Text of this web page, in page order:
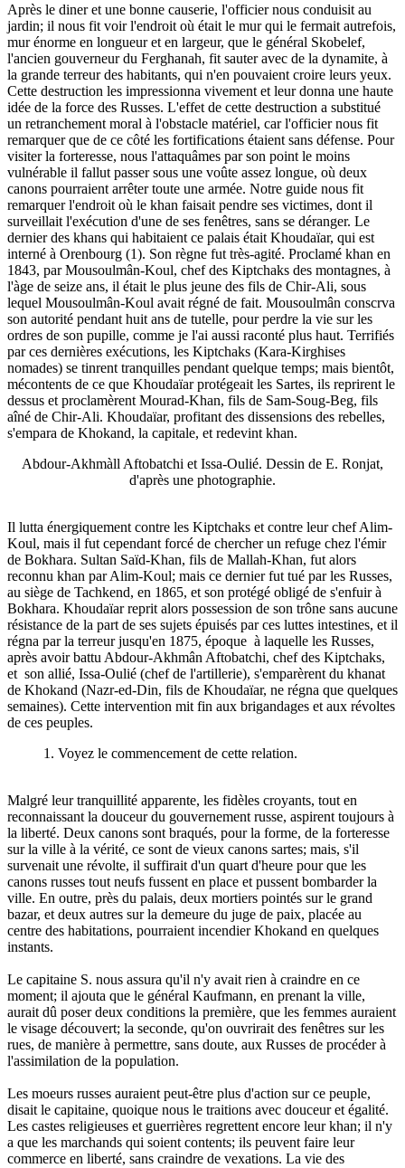
Après le diner et une bonne causerie, l'officier nous conduisit au
jardin; il nous fit voir l'endroit où était le mur qui le fermait autrefois,
mur énorme en longueur et en largeur, que le général Skobelef,
l'ancien gouverneur du Ferghanah, fit sauter avec de la dynamite, à
la grande terreur des habitants, qui n'en pouvaient croire leurs yeux.
Cette destruction les impressionna vivement et leur donna une haute
idée de la force des Russes. L'effet de cette destruction a substitué
un retranchement moral à l'obstacle matériel, car l'officier nous fit
remarquer que de ce côté les fortifications étaient sans défense. Pour
visiter la forteresse, nous l'attaquâmes par son point le moins
vulnérable il fallut passer sous une voûte assez longue, où deux
canons pourraient arrêter toute une armée. Notre guide nous fit
remarquer l'endroit où le khan faisait pendre ses victimes, dont il
surveillait l'exécution d'une de ses fenêtres, sans se déranger. Le
dernier des khans qui habitaient ce palais était Khoudaïar, qui est
interné à Orenbourg (1). Son règne fut très-agité. Proclamé khan en
1843, par Mousoulmân-Koul, chef des Kiptchaks des montagnes, à
l'àge de seize ans, il était le plus jeune des fils de Chir-Ali, sous
lequel Mousoulmân-Koul avait régné de fait. Mousoulmân conscrva
son autorité pendant huit ans de tutelle, pour perdre la vie sur les
ordres de son pupille, comme je l'ai aussi raconté plus haut. Terrifiés
par ces dernières exécutions, les Kiptchaks (Kara-Kirghises
nomades) se tinrent tranquilles pendant quelque temps; mais bientôt,
mécontents de ce que Khoudaïar protégeait les Sartes, ils reprirent le
dessus et proclamèrent Mourad-Khan, fils de Sam-Soug-Beg, fils
aîné de Chir-Ali. Khoudaïar, profitant des dissensions des rebelles,
s'empara de Khokand, la capitale, et redevint khan.
Abdour-Akhmàll Aftobatchi et Issa-Oulié. Dessin de E. Ronjat,
d'après une photographie.
Il lutta énergiquement contre les Kiptchaks et contre leur chef Alim-
Koul, mais il fut cependant forcé de chercher un refuge chez l'émir
de Bokhara. Sultan Saïd-Khan, fils de Mallah-Khan, fut alors
reconnu khan par Alim-Koul; mais ce dernier fut tué par les Russes,
au siège de Tachkend, en 1865, et son protégé obligé de s'enfuir à
Bokhara. Khoudaïar reprit alors possession de son trône sans aucune
résistance de la part de ses sujets épuisés par ces luttes intestines, et il
régna par la terreur jusqu'en 1875, époque à laquelle les Russes,
après avoir battu Abdour-Akhmân Aftobatchi, chef des Kiptchaks,
et son allié, Issa-Oulié (chef de l'artillerie), s'emparèrent du khanat
de Khokand (Nazr-ed-Din, fils de Khoudaïar, ne régna que quelques
semaines). Cette intervention mit fin aux brigandages et aux révoltes
de ces peuples.
1. Voyez le commencement de cette relation.
Malgré leur tranquillité apparente, les fidèles croyants, tout en
reconnaissant la douceur du gouvernement russe, aspirent toujours à
la liberté. Deux canons sont braqués, pour la forme, de la forteresse
sur la ville à la vérité, ce sont de vieux canons sartes; mais, s'il
survenait une révolte, il suffirait d'un quart d'heure pour que les
canons russes tout neufs fussent en place et pussent bombarder la
ville. En outre, près du palais, deux mortiers pointés sur le grand
bazar, et deux autres sur la demeure du juge de paix, placée au
centre des habitations, pourraient incendier Khokand en quelques
instants.
Le capitaine S. nous assura qu'il n'y avait rien à craindre en ce
moment; il ajouta que le général Kaufmann, en prenant la ville,
aurait dû poser deux conditions la première, que les femmes auraient
le visage découvert; la seconde, qu'on ouvrirait des fenêtres sur les
rues, de manière à permettre, sans doute, aux Russes de procéder à
l'assimilation de la population.
Les moeurs russes auraient peut-être plus d'action sur ce peuple,
disait le capitaine, quoique nous le traitions avec douceur et égalité.
Les castes religieuses et guerrières regrettent encore leur khan; il n'y
a que les marchands qui soient contents; ils peuvent faire leur
commerce en liberté, sans craindre de vexations. La vie des